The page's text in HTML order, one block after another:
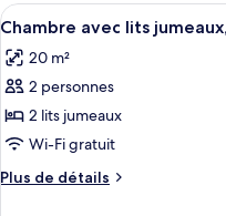
lit
double
(Medium)
lit
(Medium)
Afficher
toutes
les
photos
pour
ce
type
de
6
Chambre avec lits
20 m²
2 personnes
2 lits jumeaux
Wi-Fi gratuit
Plus de détails
Plus